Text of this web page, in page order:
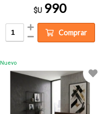
$U 990
Comprar
Nuevo